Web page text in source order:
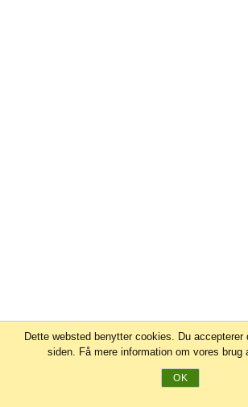
Dette websted benytter cookies. Du accepterer
siden. Få mere information om vores brug
OK